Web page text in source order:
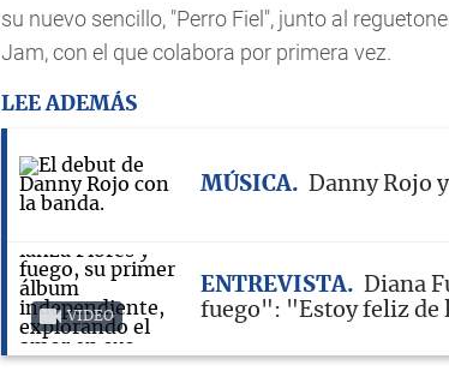
su nuevo sencillo, "Perro Fiel", junto al
Jam, con el que colabora por primera vez.
LEE ADEMÁS
MÚSICA Danny Rojo
VIDEO
ENTREVISTA
Diana
fuego": "Estoy feliz de